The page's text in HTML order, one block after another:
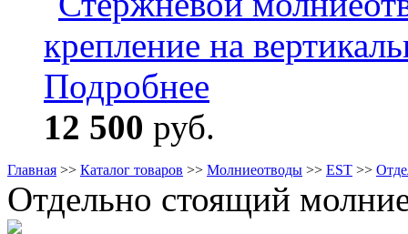
Подробнее
12 500 руб.
Главная >> Каталог товаров >> Молниеотводы >> EST >>
Отдельно стоящий